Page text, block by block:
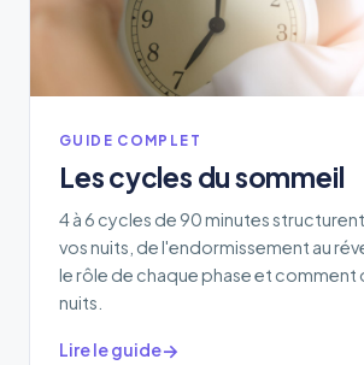
GUIDE COMPLET
Les cycles du sommeil
4 à 6 cycles de 90 minutes
vos nuits, de l'endormissement au
le rôle de chaque phase et comment
nuits.
Lire le guide